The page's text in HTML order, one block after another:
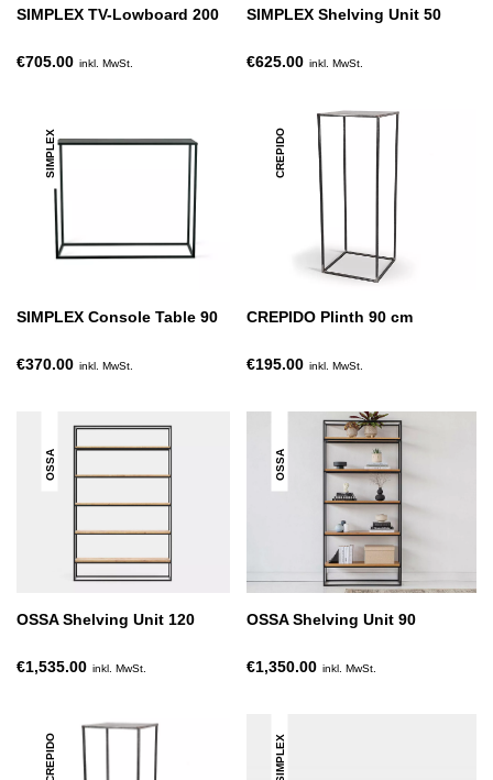
SIMPLEX TV-Lowboard 200
€705.00 inkl. MwSt.
SIMPLEX Shelving Unit 50
€625.00 inkl. MwSt.
SIMPLEX
SIMPLEX Console Table 90
€370.00 inkl. MwSt.
CREPIDO
CREPIDO Plinth 90 cm
€195.00 inkl. MwSt.
OSSA
OSSA Shelving Unit 120
€1,535.00 inkl. MwSt.
OSSA
OSSA Shelving Unit 90
€1,350.00 inkl. MwSt.
CREPIDO SIMPLEX